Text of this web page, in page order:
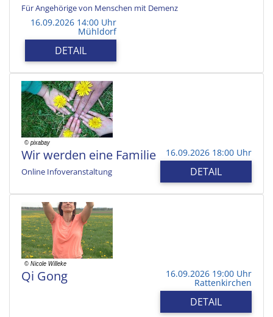
Für Angehörige von Menschen mit Demenz
16.09.2026 14:00 Uhr
Mühldorf
DETAIL
Wir werden eine Familie
Online Infoveranstaltung
16.09.2026 18:00 Uhr
DETAIL
Qi Gong 16.09.2026 19:00 Uhr
Rattenkirchen
DETAIL